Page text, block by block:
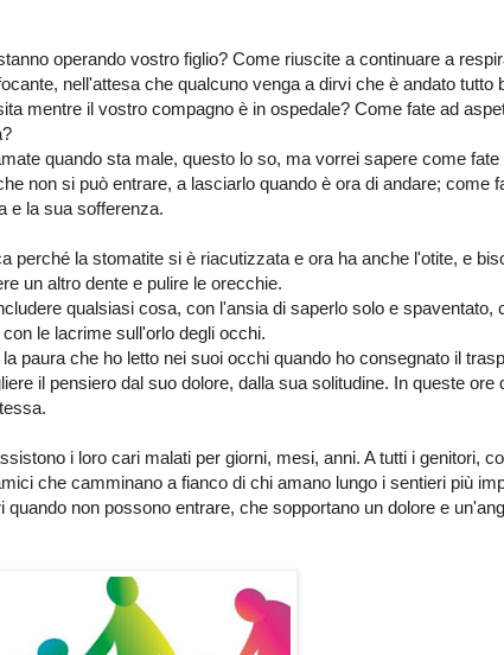
operando vostro figlio? Come riuscite a continuare a
nell'attesa che qualcuno venga a dirvi che è andato tutto
mentre il vostro compagno è in ospedale? Come fate ad
quando sta male, questo lo so, ma vorrei sapere come fate
non si può entrare, a lasciarlo quando è ora di andare; come
e la sua sofferenza.
perché la stomatite si è riacutizzata e ora ha anche l'otite, e
un altro dente e pulire le orecchie.
qualsiasi cosa, con l'ansia di saperlo solo e spaventato,
le lacrime sull'orlo degli occhi.
paura che ho letto nei suoi occhi quando ho consegnato il
il pensiero dal suo dolore, dalla sua solitudine. In queste ore
i loro cari malati per giorni, mesi, anni. A tutti i genitori,
che camminano a fianco di chi amano lungo i sentieri più
non possono entrare, che sopportano un dolore e